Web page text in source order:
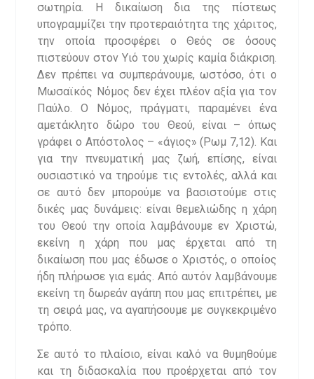
σωτηρία. Η δικαίωση δια της πίστεως
υπογραμμίζει την προτεραιότητα της χάριτος,
την οποία προσφέρει ο Θεός σε όσους
πιστεύουν στον Υιό του χωρίς καμία διάκριση.
Δεν πρέπει να συμπεράνουμε, ωστόσο, ότι ο
Μωσαϊκός Νόμος δεν έχει πλέον αξία για τον
Παύλο. Ο Νόμος, πράγματι, παραμένει ένα
αμετάκλητο δώρο του Θεού, είναι – όπως
γράφει ο Απόστολος – «άγιος» (Ρωμ 7,12). Και
για την πνευματική μας ζωή, επίσης, είναι
ουσιαστικό να τηρούμε τις εντολές, αλλά και
σε αυτό δεν μπορούμε να βασιστούμε στις
δικές μας δυνάμεις: είναι θεμελιώδης η χάρη
του Θεού την οποία λαμβάνουμε εν Χριστώ,
εκείνη η χάρη που μας έρχεται από τη
δικαίωση που μας έδωσε ο Χριστός, ο οποίος
ήδη πλήρωσε για εμάς. Από αυτόν λαμβάνουμε
εκείνη τη δωρεάν αγάπη που μας επιτρέπει, με
τη σειρά μας, να αγαπήσουμε με συγκεκριμένο
τρόπο.
Σε αυτό το πλαίσιο, είναι καλό να θυμηθούμε
και τη διδασκαλία που προέρχεται από τον